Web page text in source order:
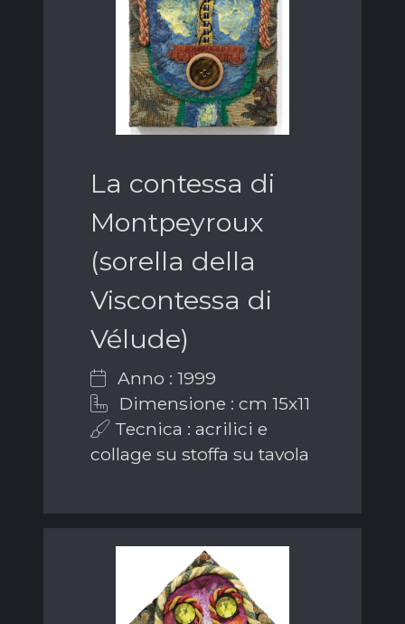
La contessa di
Montpeyroux
(sorella della
Viscontessa di
Vélude)
Anno : 1999
Dimensione : cm 15x11
Tecnica : acrilici e
collage su stoffa su tavola